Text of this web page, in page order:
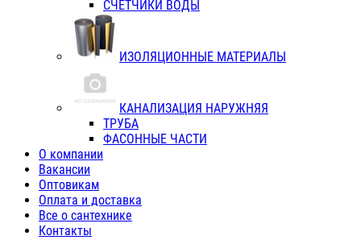
СЧЕТЧИКИ ВОДЫ
ИЗОЛЯЦИОННЫЕ МАТЕРИАЛЫ
КАНАЛИЗАЦИЯ НАРУЖНЯЯ
ТРУБА
ФАСОННЫЕ ЧАСТИ
О компании
Вакансии
Оптовикам
Оплата и доставка
Все о сантехнике
Контакты